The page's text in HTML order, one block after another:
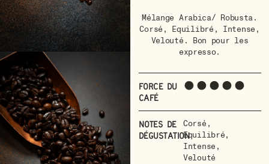
Mélange Arabica/ Robusta.
Corsé, Equilibré, Intense,
Velouté. Bon pour les
expresso.
Force du
café
Notes de
dégustation
Corsé ,
Equilibré,
Intense ,
Velouté